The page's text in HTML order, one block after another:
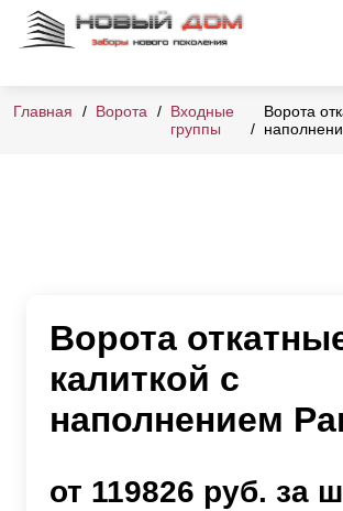
Главная Ворота
Входные
группы
Ворота
Ворота
калиткой с
наполнением
от 119826 руб. за